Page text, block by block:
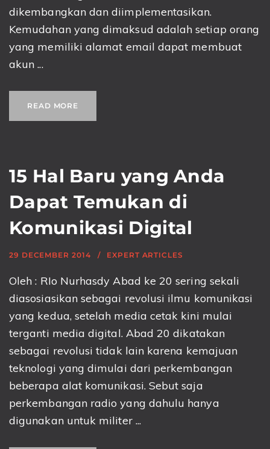
dikembangkan dan diimplementasikan.
Kemudahan yang dimaksud adalah setiap orang
yang memiliki alamat email dapat membuat
akun ...
READ MORE
15 Hal Baru yang Anda
Dapat Temukan di
Komunikasi Digital
29 DECEMBER 2014 EXPERT ARTICLES
Oleh : RIo Nurhasdy Abad ke 20 sering sekali
diasosiasikan sebagai revolusi ilmu komunikasi
yang kedua, setelah media cetak kini mulai
terganti media digital. Abad 20 dikatakan
sebagai revolusi tidak lain karena kemajuan
teknologi yang dimulai dari perkembangan
beberapa alat komunikasi. Sebut saja
perkembangan radio yang dahulu hanya
digunakan untuk militer ...